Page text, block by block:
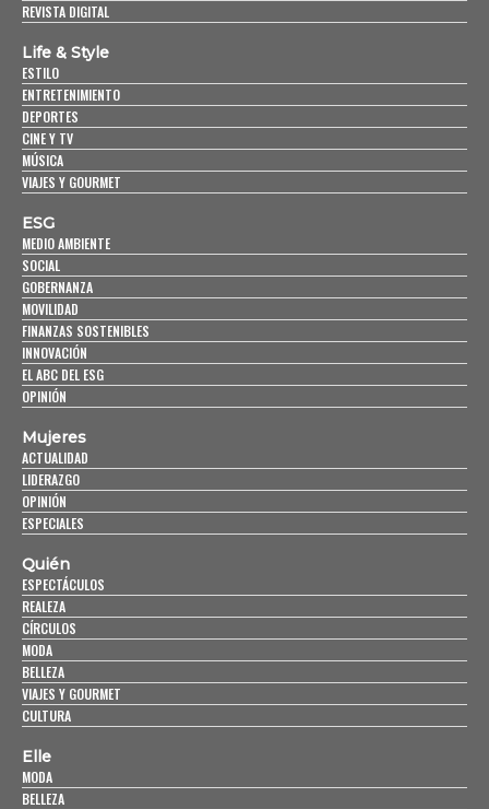
REVISTA DIGITAL
Life & Style
ESTILO
ENTRETENIMIENTO
DEPORTES
CINE Y TV
MÚSICA
VIAJES Y GOURMET
ESG
MEDIO AMBIENTE
SOCIAL
GOBERNANZA
MOVILIDAD
FINANZAS SOSTENIBLES
INNOVACIÓN
EL ABC DEL ESG
OPINIÓN
Mujeres
ACTUALIDAD
LIDERAZGO
OPINIÓN
ESPECIALES
Quién
ESPECTÁCULOS
REALEZA
CÍRCULOS
MODA
BELLEZA
VIAJES Y GOURMET
CULTURA
Elle
MODA
BELLEZA